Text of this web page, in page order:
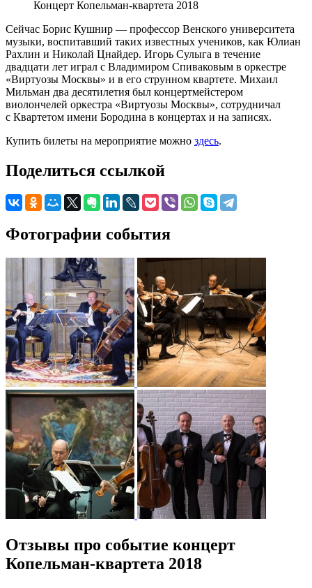
Концерт Копельман-квартета 2018
Сейчас Борис Кушнир — профессор Венского университета
музыки, воспитавший таких известных учеников, как Юлиан
Рахлин и Николай Цнайдер. Игорь Сулыга в течение
двадцати лет играл с Владимиром Спиваковым в оркестре
«Виртуозы Москвы» и в его струнном квартете. Михаил
Мильман два десятилетия был концертмейстером
виолончелей оркестра «Виртуозы Москвы», сотрудничал
с Квартетом имени Бородина в концертах и на записях.
Купить билеты на мероприятие можно здесь.
Поделиться ссылкой
Фотографии события
Отзывы про событие концерт
Копельман-квартета 2018